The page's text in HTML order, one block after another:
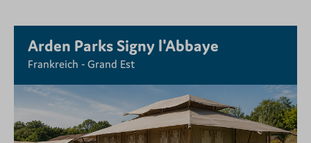
Arden Parks Signy l'Abbaye
Frankreich - Grand Est